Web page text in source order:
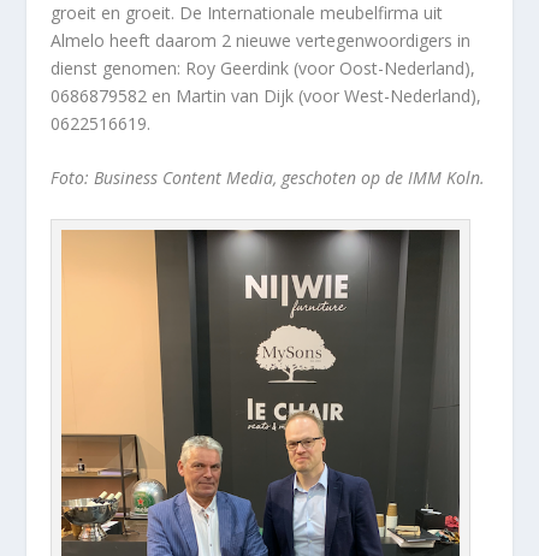
groeit en groeit. De Internationale meubelfirma uit
Almelo heeft daarom 2 nieuwe vertegenwoordigers in
dienst genomen: Roy Geerdink (voor Oost-Nederland),
0686879582 en Martin van Dijk (voor West-Nederland),
0622516619.
Foto: Business Content Media, geschoten op de IMM Koln.